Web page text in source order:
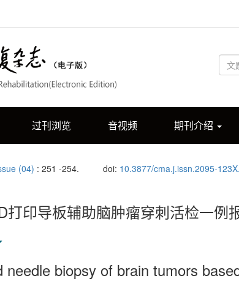
过刊浏览 音视频 期刊介绍
(04) : 251 -254. doi: 10.3877/cma.j.issn.2095-
印导板辅助脑肿瘤穿刺活检一例
biopsy of brain tumors